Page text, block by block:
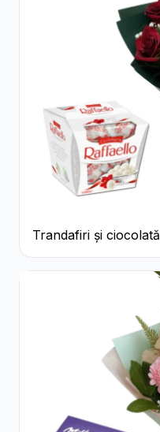
Trandafiri și ciocolată